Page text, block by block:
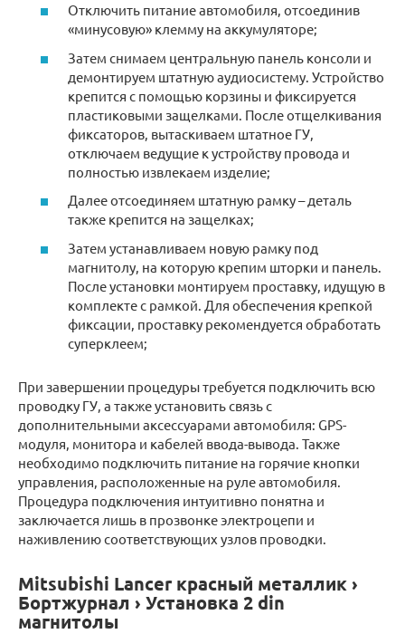
Отключить питание автомобиля, отсоединив
«минусовую» клемму на аккумуляторе;
Затем снимаем центральную панель консоли и
демонтируем штатную аудиосистему. Устройство
крепится с помощью корзины и фиксируется
пластиковыми защелками. После отщелкивания
фиксаторов, вытаскиваем штатное ГУ,
отключаем ведущие к устройству провода и
полностью извлекаем изделие;
Далее отсоединяем штатную рамку – деталь
также крепится на защелках;
Затем устанавливаем новую рамку под
магнитолу, на которую крепим шторки и панель.
После установки монтируем проставку, идущую в
комплекте с рамкой. Для обеспечения крепкой
фиксации, проставку рекомендуется обработать
суперклеем;
При завершении процедуры требуется подключить всю
проводку ГУ, а также установить связь с
дополнительными аксессуарами автомобиля: GPS-
модуля, монитора и кабелей ввода-вывода. Также
необходимо подключить питание на горячие кнопки
управления, расположенные на руле автомобиля.
Процедура подключения интуитивно понятна и
заключается лишь в прозвонке электроцепи и
наживлению соответствующих узлов проводки.
Mitsubishi Lancer красный металлик ›
Бортжурнал › Установка 2 din
магнитолы